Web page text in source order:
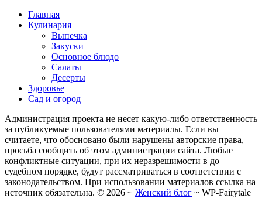
Главная
Кулинария
Выпечка
Закуски
Основное блюдо
Салаты
Десерты
Здоровье
Сад и огород
Администрация проекта не несет какую-либо ответственность
за публикуемые пользователями материалы. Если вы
считаете, что обосновано были нарушены авторские права,
просьба сообщить об этом администрации сайта. Любые
конфликтные ситуации, при их неразрешимости в до
судебном порядке, будут рассматриваться в соответствии с
законодательством. При использовании материалов ссылка на
источник обязательна. © 2026 ~ Женский блог ~ WP-Fairytale